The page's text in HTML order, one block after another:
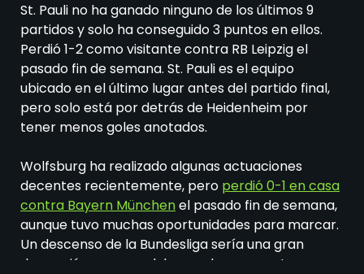
St. Pauli no ha ganado ninguno de los últimos 9
partidos y solo ha conseguido 3 puntos en ellos.
Perdió 1-2 como visitante contra RB Leipzig el
pasado fin de semana. St. Pauli es el equipo
ubicado en el último lugar antes del partido final,
pero solo está por detrás de Heidenheim por
tener menos goles anotados.
Wolfsburg ha realizado algunas actuaciones
decentes recientemente, pero perdió 0-1 en casa
contra Bayern Münchenel pasado fin de semana,
aunque tuvo muchas oportunidades para marcar.
Un descenso de la Bundesliga sería una gran
decepción para un club grande como este.